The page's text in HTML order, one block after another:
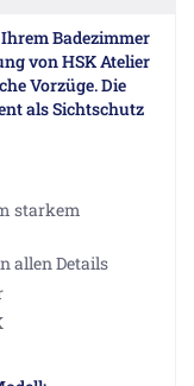
Badezimmer
von HSK Atelier
Vorzüge. Die
als Sichtschutz
starkem
allen Details